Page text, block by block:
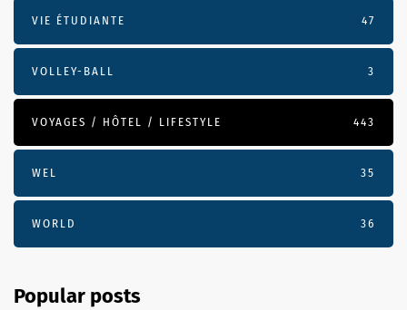
VIE ÉTUDIANTE 47
VOLLEY-BALL 3
VOYAGES / HÔTEL / LIFESTYLE 443
WEL 35
WORLD 36
Popular posts